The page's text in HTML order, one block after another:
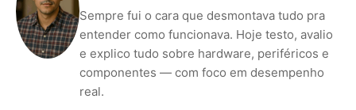
Sempre fui o cara que desmontava tudo pra
entender como funcionava. Hoje testo, avalio
e explico tudo sobre hardware, periféricos e
componentes — com foco em desempenho
real.